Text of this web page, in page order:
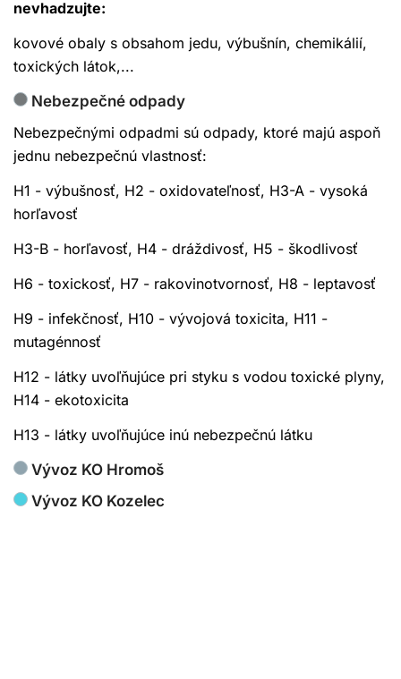
nevhadzujte:
kovové obaly s obsahom jedu, výbušnín, chemikálií,
toxických látok,...
Nebezpečné odpady
Nebezpečnými odpadmi sú odpady, ktoré majú aspoň
jednu nebezpečnú vlastnosť:
H1 - výbušnosť, H2 - oxidovateľnosť, H3-A - vysoká
horľavosť
H3-B - horľavosť, H4 - dráždivosť, H5 - škodlivosť
H6 - toxickosť, H7 - rakovinotvornosť, H8 - leptavosť
H9 - infekčnosť, H10 - vývojová toxicita, H11 -
mutagénnosť
H12 - látky uvoľňujúce pri styku s vodou toxické plyny,
H14 - ekotoxicita
H13 - látky uvoľňujúce inú nebezpečnú látku
Vývoz KO Hromoš
Vývoz KO Kozelec